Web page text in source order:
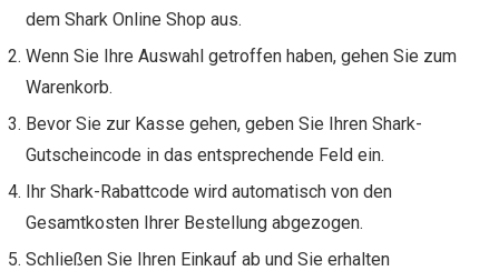
dem Shark Online Shop aus.
Wenn Sie Ihre Auswahl getroffen haben, gehen Sie zum
Warenkorb.
Bevor Sie zur Kasse gehen, geben Sie Ihren Shark-
Gutscheincode in das entsprechende Feld ein.
Ihr Shark-Rabattcode wird automatisch von den
Gesamtkosten Ihrer Bestellung abgezogen.
Schließen Sie Ihren Einkauf ab und Sie erhalten